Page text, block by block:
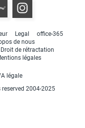
Legal
office-365
de nous
Droit de rétractation
légales
légale
2004-2025